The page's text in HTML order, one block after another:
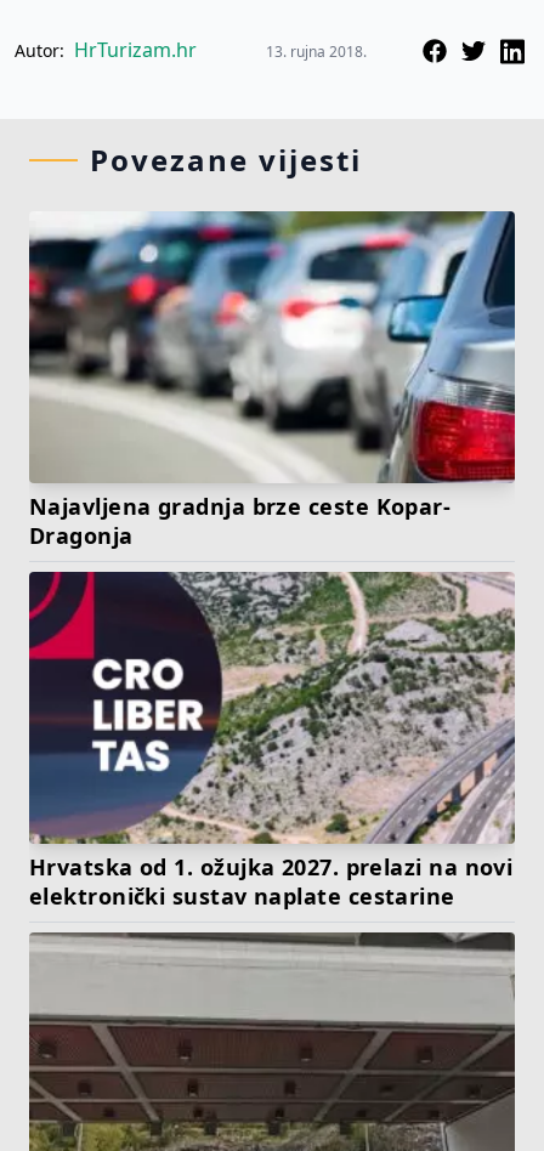
Autor: HrTurizam.hr 13. rujna 2018.
Povezane vijesti
Najavljena gradnja brze ceste Kopar-
Dragonja
Hrvatska od 1. ožujka 2027. prelazi na novi
elektronički sustav naplate cestarine